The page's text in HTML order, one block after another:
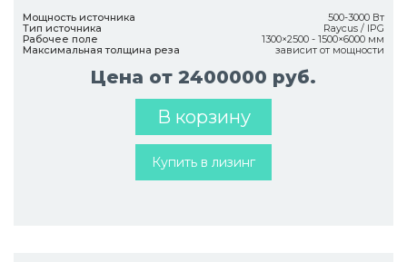
Мощность источника
500-3000 Вт
Тип источника
Raycus / IPG
Рабочее поле
1300×2500 - 1500×6000 мм
Максимальная толщина реза
зависит от мощности
Цена от 2400000 руб.
В корзину
Купить в лизинг